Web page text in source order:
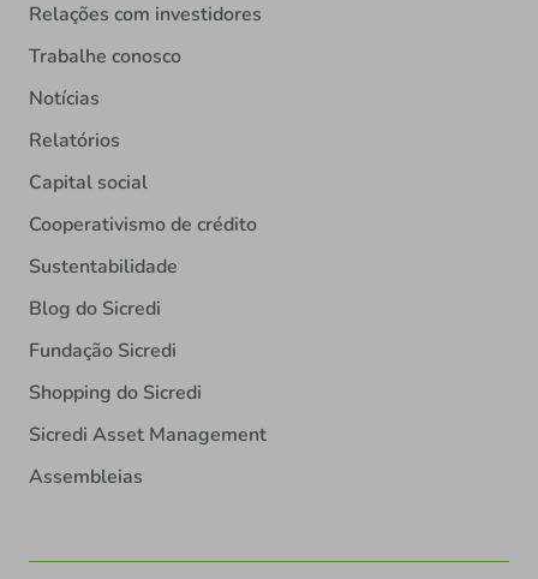
Relações com investidores
Trabalhe conosco
Notícias
Relatórios
Capital social
Cooperativismo de crédito
Sustentabilidade
Blog do Sicredi
Fundação Sicredi
Shopping do Sicredi
Sicredi Asset Management
Assembleias